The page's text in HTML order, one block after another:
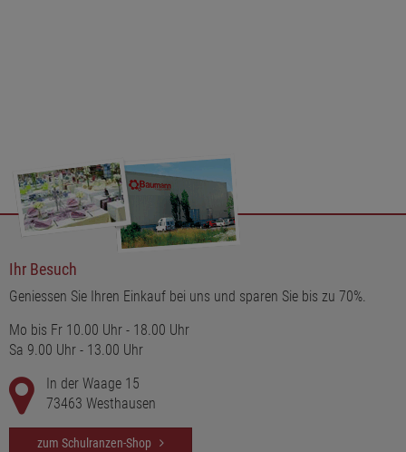
Ihr Besuch
Geniessen Sie Ihren Einkauf bei uns und sparen Sie bis zu 70%.
Mo bis Fr 10.00 Uhr - 18.00 Uhr
Sa 9.00 Uhr - 13.00 Uhr
In der Waage 15
73463 Westhausen
zum Schulranzen-Shop